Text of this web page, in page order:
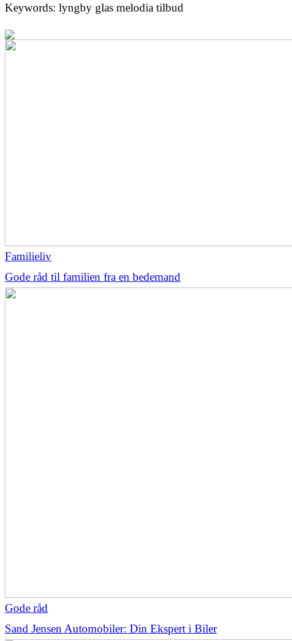
Keywords: lyngby glas melodia tilbud
Familieliv
Gode råd til familien fra en bedemand
Gode råd
Sand Jensen Automobiler: Din Ekspert i Biler